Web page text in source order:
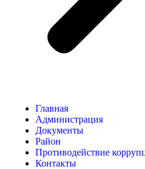
Главная
Администрация
Документы
Район
Противодействие
Контакты